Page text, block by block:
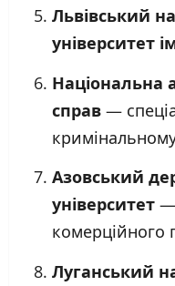
Львівський
університет
Національна
справ —
Азовський
університет —
комерційного
Луганський